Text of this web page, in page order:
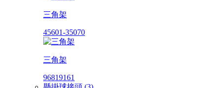
三角架
45601-35070
三角架
96819161